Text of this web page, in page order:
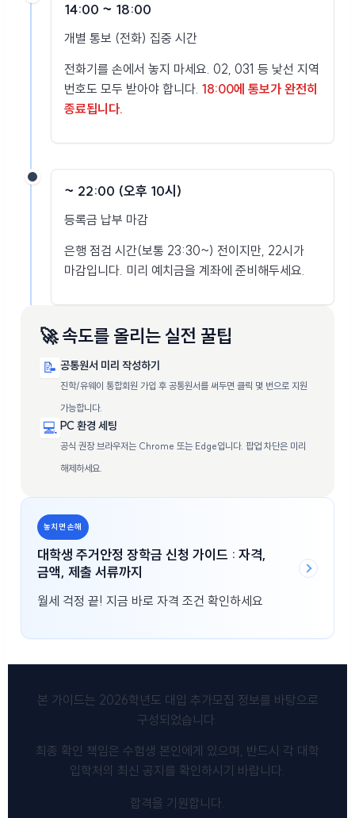
14:00 ~ 18:00
개별 통보 (전화) 집중 시간
전화기를 손에서 놓지 마세요. 02, 031 등 낯선 지역
번호도 모두 받아야 합니다. 18:00에 통보가 완전히
종료됩니다.
~ 22:00 (오후 10시)
등록금 납부 마감
은행 점검 시간(보통 23:30~) 전이지만, 22시가
마감입니다. 미리 예치금을 계좌에 준비해두세요.
🚀 속도를 올리는 실전 꿀팁
📝 공통원서 미리 작성하기
진학/유웨이 통합회원 가입 후 공통원서를 써두면 클릭 몇 번으로 지원
가능합니다.
💻 PC 환경 세팅
공식 권장 브라우저는 Chrome 또는 Edge입니다. 팝업 차단은 미리
해제하세요.
놓치면 손해
대학생 주거안정 장학금 신청 가이드 : 자격,
금액, 제출 서류까지
월세 걱정 끝! 지금 바로 자격 조건 확인하세요
본 가이드는 2026학년도 대입 추가모집 정보를 바탕으로
구성되었습니다.
최종 확인 책임은 수험생 본인에게 있으며, 반드시 각 대학
입학처의 최신 공지를 확인하시기 바랍니다.
합격을 기원합니다.